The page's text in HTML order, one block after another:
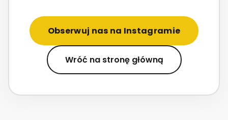
Obserwuj nas na Instagramie
Wróć na stronę główną